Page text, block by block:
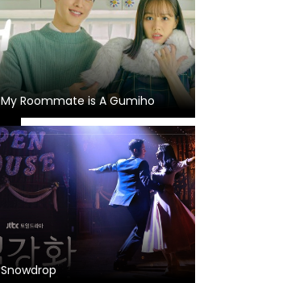
My Roommate is A Gumiho
Snowdrop